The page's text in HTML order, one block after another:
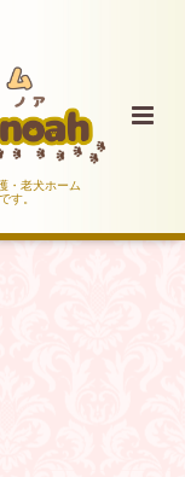
・老犬ホーム
す。